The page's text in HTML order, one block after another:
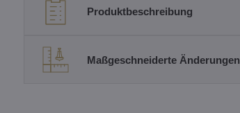
Produktbeschreibung
Maßgeschneiderte Änderungen